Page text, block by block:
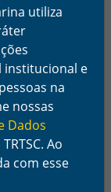
horas
utiliza
institucional e
na
nossas
Dados
Ao
com esse